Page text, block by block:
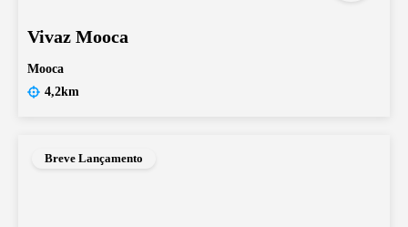
Vivaz Mooca
Mooca
4,2km
Breve Lançamento